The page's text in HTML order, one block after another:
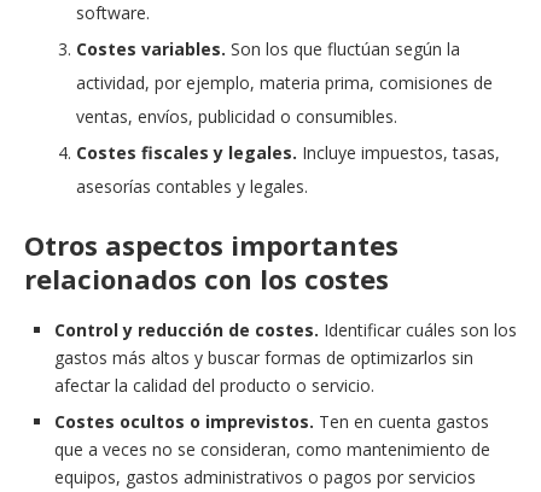
software.
Costes variables. Son los que fluctúan según la
actividad, por ejemplo, materia prima, comisiones de
ventas, envíos, publicidad o consumibles.
Costes fiscales y legales. Incluye impuestos, tasas,
asesorías contables y legales.
Otros aspectos importantes
relacionados con los costes
Control y reducción de costes. Identificar cuáles son los
gastos más altos y buscar formas de optimizarlos sin
afectar la calidad del producto o servicio.
Costes ocultos o imprevistos. Ten en cuenta gastos
que a veces no se consideran, como mantenimiento de
equipos, gastos administrativos o pagos por servicios